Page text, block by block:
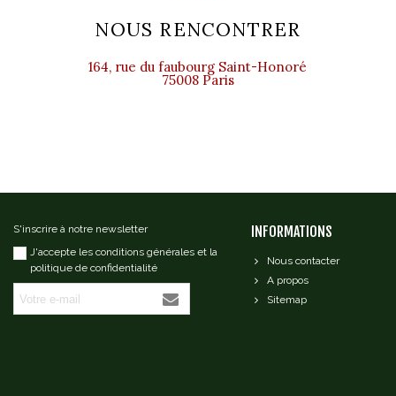
NOUS RENCONTRER
164, rue du faubourg Saint-Honoré
75008 Paris
S'inscrire à notre newsletter
J'accepte les conditions générales et la
politique de confidentialité
INFORMATIONS
Nous contacter
A propos
Sitemap